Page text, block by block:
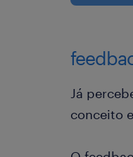
Já
conceito